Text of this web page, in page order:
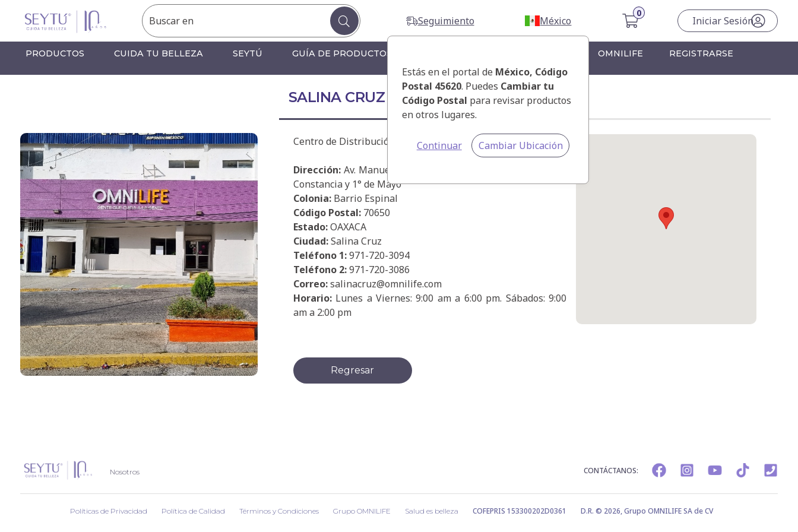
Seguimiento México Iniciar Sesión
PRODUCTOS CUIDA TU BELLEZA SEYTÚ GUÍA DE PRODUCTOS OMNILIFE REGISTRARSE
Estás en el portal de México, Código
Postal 45620. Puedes Cambiar tu
Código Postal para revisar productos
en otros lugares.
Continuar Cambiar Ubicación
SALINA CRUZ
Centro de Distribución Salina Cruz
Dirección:Av. Manuel Avila Camacho # 713, PB. Entre calles
Constancia y 1° de Mayo
Colonia:Barrio Espinal
Código Postal:70650
Estado:OAXACA
Ciudad:Salina Cruz
Teléfono 1:971-720-3094
Teléfono 2:971-720-3086
Correo:salinacruz@omnilife.com
Horario:Lunes a Viernes: 9:00 am a 6:00 pm. Sábados: 9:00
am a 2:00 pm
Regresar
Nosotros CONTÁCTANOS:
Políticas de Privacidad Política de Calidad Términos y Condiciones Grupo OMNILIFE Salud es belleza COFEPRIS 153300202D0361 D.R. © 2026, Grupo OMNILIFE SA de CV